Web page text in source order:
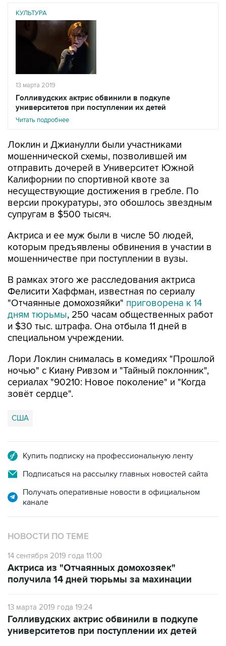
КУЛЬТУРА
13 марта 2019
Голливудских актрис обвинили в подкупе
университетов при поступлении их детей
Читать подробнее
Локлин и Джианулли были участниками
мошеннической схемы, позволившей им
отправить дочерей в Университет Южной
Калифорнии по спортивной квоте за
несуществующие достижения в гребле. По
версии прокуратуры, это обошлось звездным
супругам в $500 тысяч.
Актриса и ее муж были в числе 50 людей,
которым предъявлены обвинения в участии в
мошенничестве при поступлении в вузы.
В рамках этого же расследования актриса
Фелисити Хаффман, известная по сериалу
"Отчаянные домохозяйки" приговорена к 14
дням тюрьмы, 250 часам общественных работ
и $30 тыс. штрафа. Она отбыла 11 дней в
специальном учреждении.
Лори Локлин снималась в комедиях "Прошлой
ночью" с Киану Ривзом и "Тайный поклонник",
сериалах "90210: Новое поколение" и "Когда
зовёт сердце".
США
Купить подписку на профессиональную ленту
Подписаться на рассылку главных новостей сайта
Получать оперативные новости в официальном
канале
НОВОСТИ ПО ТЕМЕ
14 сентября 2019 года 11:00
Актриса из "Отчаянных домохозяек"
получила 14 дней тюрьмы за махинации
13 марта 2019 года 19:24
Голливудских актрис обвинили в подкупе
университетов при поступлении их детей